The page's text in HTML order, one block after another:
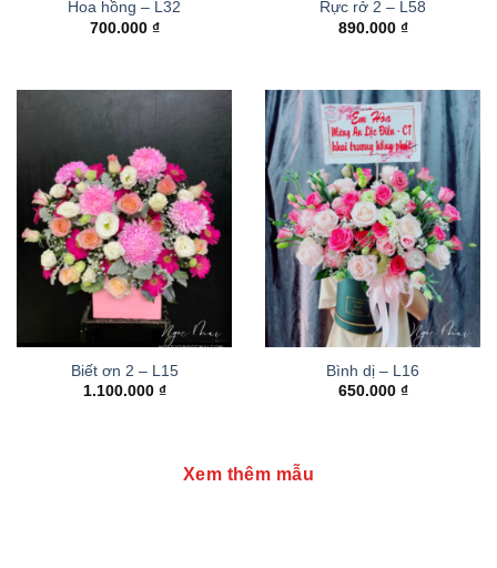
Hoa hồng – L32
700.000 ₫
Rực rở 2 – L58
890.000 ₫
Biết ơn 2 – L15
1.100.000 ₫
Bình dị – L16
650.000 ₫
Xem thêm mẫu